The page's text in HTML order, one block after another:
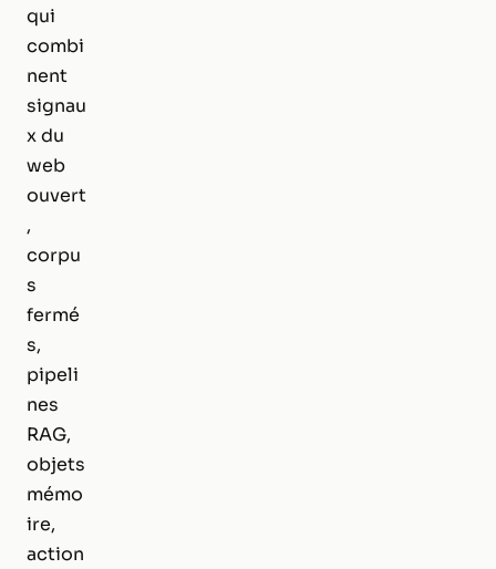
qui
combi
nent
signau
x du
web
ouvert
,
corpu
s
fermé
s,
pipeli
nes
RAG,
objets
mémo
ire,
action